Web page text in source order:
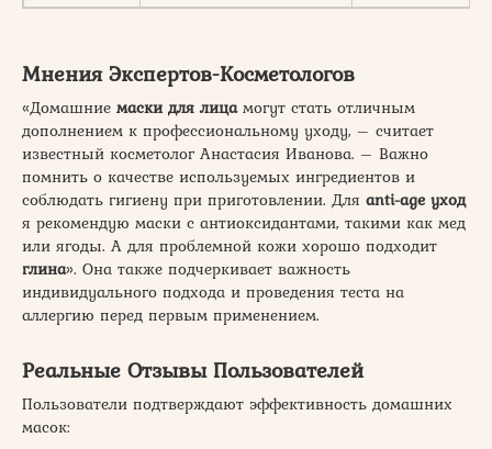
Мнения Экспертов-Косметологов
«Домашние маски для лицамогут стать отличным
дополнением к профессиональному уходу, – считает
известный косметолог Анастасия Иванова. – Важно
помнить о качестве используемых ингредиентов и
соблюдать гигиену при приготовлении. Для anti-age уход
я рекомендую маски с антиоксидантами, такими как мед
или ягоды. А для проблемной кожи хорошо подходит
глина». Она также подчеркивает важность
индивидуального подхода и проведения теста на
аллергию перед первым применением.
Реальные Отзывы Пользователей
Пользователи подтверждают эффективность домашних
масок: